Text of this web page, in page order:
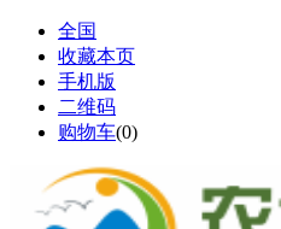
全国
收藏本页
手机版
二维码
购物车(0)